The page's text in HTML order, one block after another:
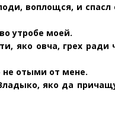
воплощся, и спасл
утробе моей.
яко овча, грех
не отыми от мене.
яко да